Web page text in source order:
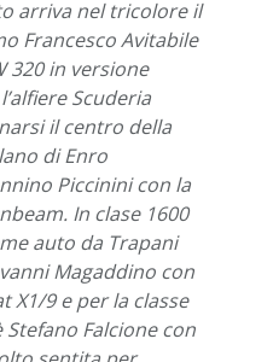
arriva nel tricolore il
Francesco Avitabile
320 in versione
Scuderia
il centro della
di Enro
Piccinini con la
In clase 1600
auto da Trapani
Magaddino con
X1/9 e per la classe
Stefano Falcione con